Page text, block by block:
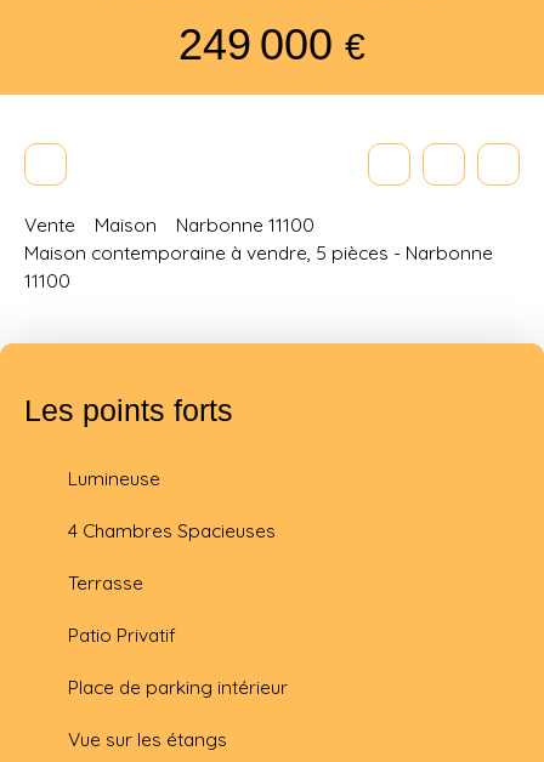
249 000 €
Vente Maison
Narbonne 11100
Maison contemporaine à vendre, 5 pièces - Narbonne
11100
Les points forts
Lumineuse
4 Chambres Spacieuses
Terrasse
Patio Privatif
Place de parking intérieur
Vue sur les étangs